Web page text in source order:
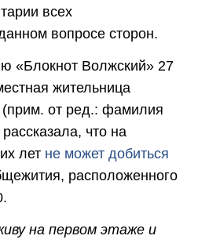
всех
вопросе сторон.
«Блокнот Волжский» 27
жительница
от ред.: фамилия
что на
лет не может добиться
расположенного
на первом этаже и